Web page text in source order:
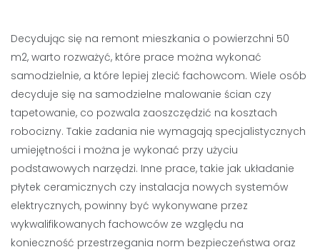
Decydując się na remont mieszkania o powierzchni 50
m2, warto rozważyć, które prace można wykonać
samodzielnie, a które lepiej zlecić fachowcom. Wiele osób
decyduje się na samodzielne malowanie ścian czy
tapetowanie, co pozwala zaoszczędzić na kosztach
robocizny. Takie zadania nie wymagają specjalistycznych
umiejętności i można je wykonać przy użyciu
podstawowych narzędzi. Inne prace, takie jak układanie
płytek ceramicznych czy instalacja nowych systemów
elektrycznych, powinny być wykonywane przez
wykwalifikowanych fachowców ze względu na
konieczność przestrzegania norm bezpieczeństwa oraz